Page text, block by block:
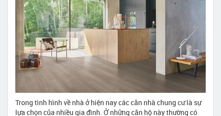
Trong tình hình về nhà ở hiện nay các căn nhà chung cư là sự
lựa chọn của nhiều gia đình. Ở những căn hộ này thường có